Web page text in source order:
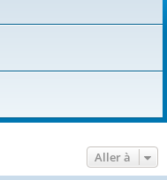
e
Aller à